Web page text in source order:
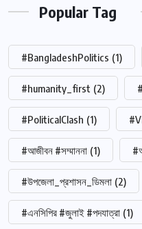
Popular Tag
#BangladeshPolitics (1)
#humanity_first (2)
#PoliticalClash (1)
#আজীবন #সম্মাননা (1)
#উপজেলা_প্রশাসন_ডিমলা (2)
#এনসিপির #জুলাই #পদযাত্রা (1)